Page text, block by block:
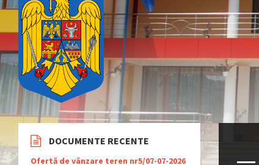
DOCUMENTE RECENTE
Ofertă de vânzare teren nr5/07-07-2026